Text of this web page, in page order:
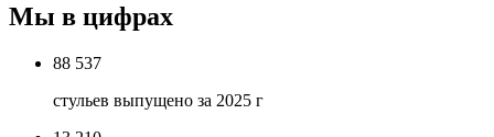
Мы в цифрах
88 537
стульев выпущено за 2025 г